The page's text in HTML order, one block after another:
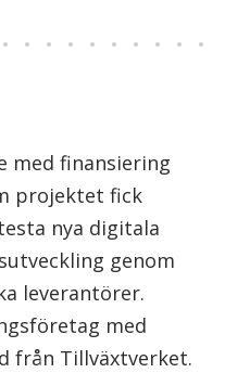
med finansiering
projektet fick
nya digitala
genom
leverantörer.
med
från Tillväxtverket.